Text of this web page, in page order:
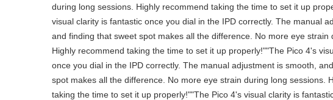
during long sessions. Highly recommend taking the time to set it up
visual clarity is fantastic once you dial in the IPD correctly. The manual
and finding that sweet spot makes all the difference. No more eye strain
Highly recommend taking the time to set it up properly!""The Pico 4's
once you dial in the IPD correctly. The manual adjustment is smooth,
spot makes all the difference. No more eye strain during long sessions.
taking the time to set it up properly!""The Pico 4's visual clarity is